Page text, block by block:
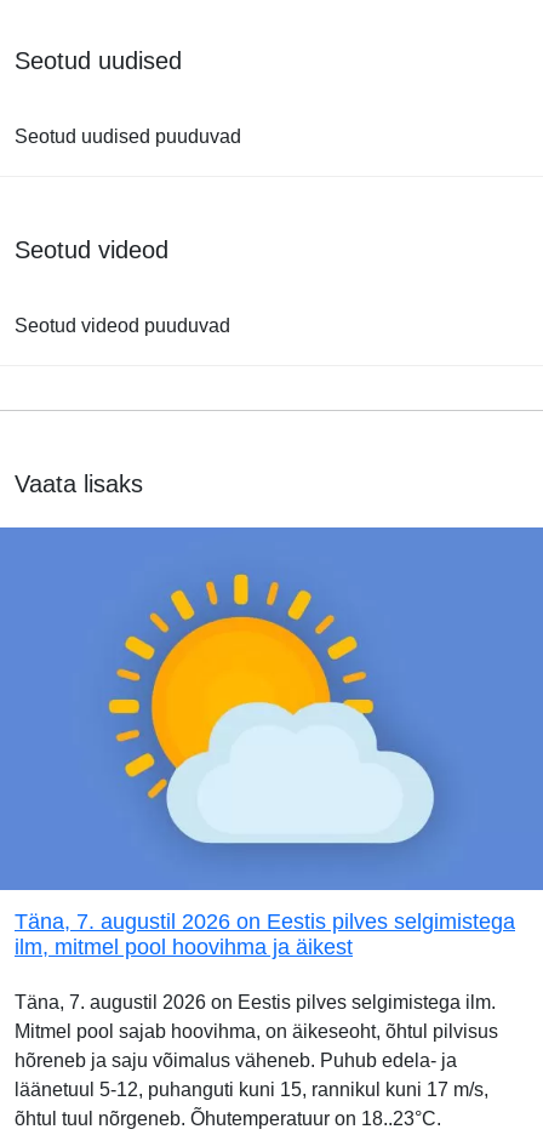
Seotud uudised
Seotud uudised puuduvad
Seotud videod
Seotud videod puuduvad
Vaata lisaks
Täna, 7. augustil 2026 on Eestis pilves selgimistega
ilm, mitmel pool hoovihma ja äikest
Täna, 7. augustil 2026 on Eestis pilves selgimistega ilm.
Mitmel pool sajab hoovihma, on äikeseoht, õhtul pilvisus
hõreneb ja saju võimalus väheneb. Puhub edela- ja
läänetuul 5-12, puhanguti kuni 15, rannikul kuni 17 m/s,
õhtul tuul nõrgeneb. Õhutemperatuur on 18..23°C.